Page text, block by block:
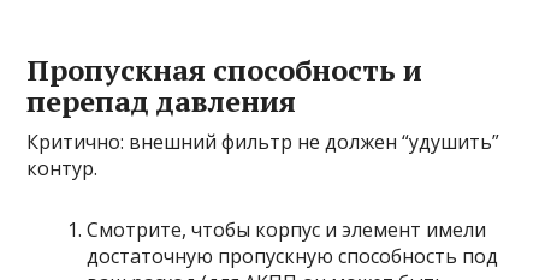
Пропускная способность и
перепад давления
Критично: внешний фильтр не должен “удушить”
контур.
Смотрите, чтобы корпус и элемент имели
достаточную пропускную способность под